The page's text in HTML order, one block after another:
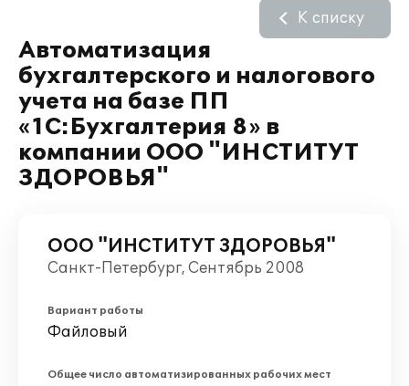
Автоматизация
бухгалтерского и налогового
учета на базе ПП
«1C:Бухгалтерия 8» в
компании ООО "ИНСТИТУТ
ЗДОРОВЬЯ"
К списку
ООО "ИНСТИТУТ ЗДОРОВЬЯ"
Санкт-Петербург, Сентябрь 2008
Вариант работы
Файловый
Общее число автоматизированных рабочих мест